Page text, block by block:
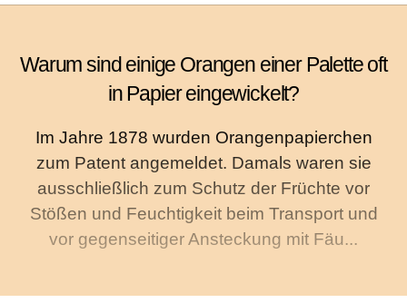
Warum sind einige Orangen einer Palette oft
in Papier eingewickelt?
Im Jahre 1878 wurden Orangenpapierchen
zum Patent angemeldet. Damals waren sie
ausschließlich zum Schutz der Früchte vor
Stößen und Feuchtigkeit beim Transport und
vor gegenseitiger Ansteckung mit Fäu...